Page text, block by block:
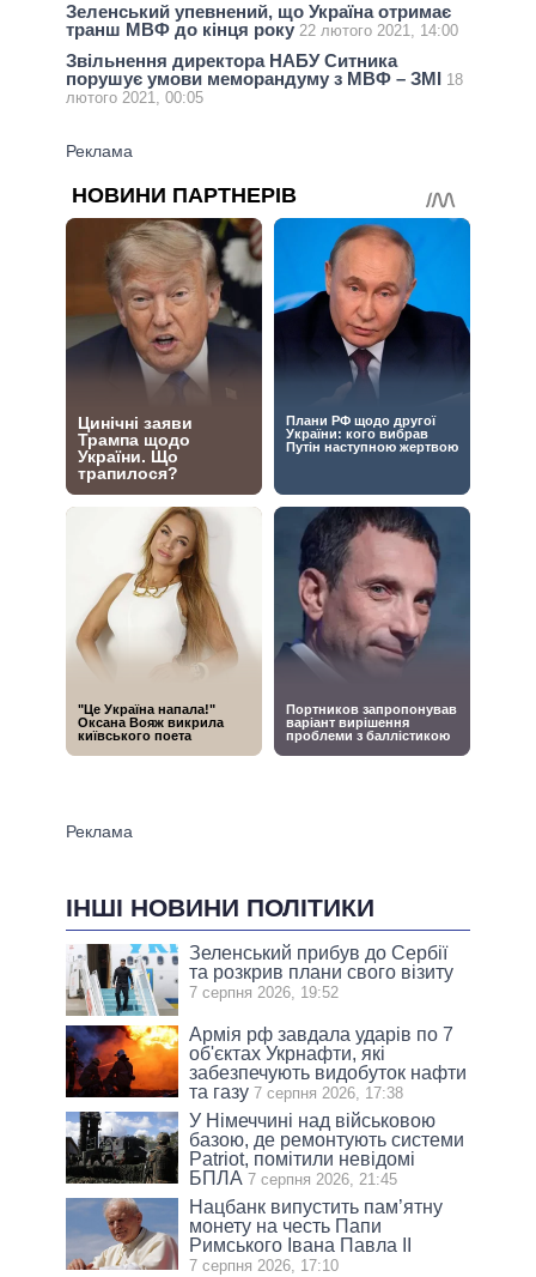
Зеленський упевнений, що Україна отримає
транш МВФ до кінця року 22 лютого 2021, 14:00
Звільнення директора НАБУ Ситника
порушує умови меморандуму з МВФ – ЗМІ 18
лютого 2021, 00:05
ІНШІ НОВИНИ ПОЛІТИКИ
Зеленський прибув до Сербії
та розкрив плани свого візиту
7 серпня 2026, 19:52
Армія рф завдала ударів по 7
об'єктах Укрнафти, які
забезпечують видобуток нафти
та газу 7 серпня 2026, 17:38
У Німеччині над військовою
базою, де ремонтують системи
Patriot, помітили невідомі
БПЛА 7 серпня 2026, 21:45
Нацбанк випустить пам’ятну
монету на честь Папи
Римського Івана Павла II
7 серпня 2026, 17:10